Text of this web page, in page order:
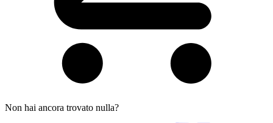
Non hai ancora trovato nulla?